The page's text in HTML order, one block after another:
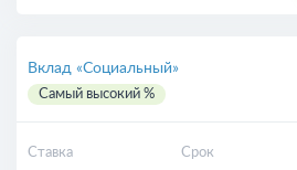
Вклад «Социальный»
Самый высокий %
Ставка Срок